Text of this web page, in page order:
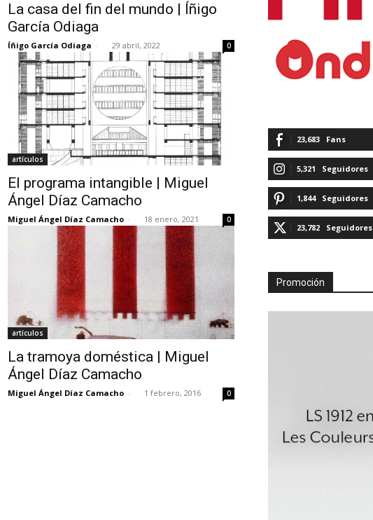
La casa del fin del mundo | Íñigo
García Odiaga
Íñigo García Odiaga - 29 abril, 2022 0
artículos
El programa intangible | Miguel
Ángel Díaz Camacho
Miguel Ángel Díaz Camacho - 18 enero, 2021 0
artículos
La tramoya doméstica | Miguel
Ángel Díaz Camacho
Miguel Ángel Díaz Camacho - 1 febrero, 2016 0
23,683 Fans
5,321 Seguidores
1,844 Seguidores
23,782 Seguidores
Promoción